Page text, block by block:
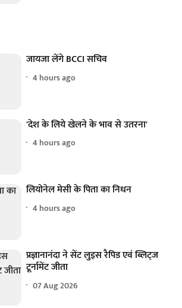
जायजा लेंगे BCCI सचिव
4 hours ago
'देश के लिये खेलने के भाव से उतरना'
4 hours ago
लियोनेल मेसी के पिता का निधन
4 hours ago
प्रज्ञानानंदा ने सेंट लुइस रैपिड एवं ब्लिट्ज
टूर्नामेंट जीता
07 Aug 2026